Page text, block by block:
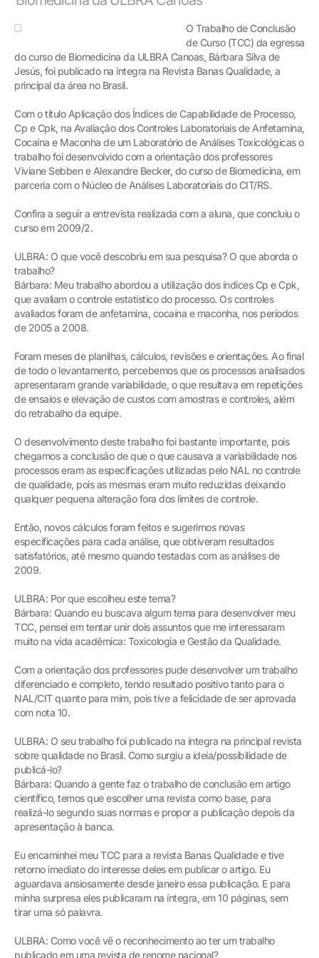
O Trabalho de Conclusão
de Curso (TCC) da egressa
do curso de Biomedicina da ULBRA Canoas, Bárbara Silva de
Jesús, foi publicado na íntegra na Revista Banas Qualidade, a
principal da área no Brasil.
Com o título Aplicação dos Índices de Capabilidade de Processo,
Cp e Cpk, na Avaliação dos Controles Laboratoriais de Anfetamina,
Cocaína e Maconha de um Laboratório de Análises Toxicológicas o
trabalho foi desenvolvido com a orientação dos professores
Viviane Sebben e Alexandre Becker, do curso de Biomedicina, em
parceria com o Núcleo de Análises Laboratoriais do CIT/RS.
Confira a seguir a entrevista realizada com a aluna, que concluiu o
curso em 2009/2.
ULBRA: O que você descobriu em sua pesquisa? O que aborda o
trabalho?
Bárbara: Meu trabalho abordou a utilização dos índices Cp e Cpk,
que avaliam o controle estatístico do processo. Os controles
avaliados foram de anfetamina, cocaína e maconha, nos períodos
de 2005 a 2008.
Foram meses de planilhas, cálculos, revisões e orientações. Ao final
de todo o levantamento, percebemos que os processos analisados
apresentaram grande variabilidade, o que resultava em repetições
de ensaios e elevação de custos com amostras e controles, além
do retrabalho da equipe.
O desenvolvimento deste trabalho foi bastante importante, pois
chegamos a conclusão de que o que causava a variabilidade nos
processos eram as especificações utilizadas pelo NAL no controle
de qualidade, pois as mesmas eram muito reduzidas deixando
qualquer pequena alteração fora dos limites de controle.
Então, novos cálculos foram feitos e sugerimos novas
especificações para cada análise, que obtiveram resultados
satisfatórios, até mesmo quando testadas com as análises de
2009.
ULBRA: Por que escolheu este tema?
Bárbara: Quando eu buscava algum tema para desenvolver meu
TCC, pensei em tentar unir dois assuntos que me interessaram
muito na vida acadêmica: Toxicologia e Gestão da Qualidade.
Com a orientação dos professores pude desenvolver um trabalho
diferenciado e completo, tendo resultado positivo tanto para o
NAL/CIT quanto para mim, pois tive a felicidade de ser aprovada
com nota 10.
ULBRA: O seu trabalho foi publicado na íntegra na principal revista
sobre qualidade no Brasil. Como surgiu a ideia/possibilidade de
publicá-lo?
Bárbara: Quando a gente faz o trabalho de conclusão em artigo
científico, temos que escolher uma revista como base, para
realizá-lo segundo suas normas e propor a publicação depois da
apresentação à banca.
Eu encaminhei meu TCC para a revista Banas Qualidade e tive
retorno imediato do interesse deles em publicar o artigo. Eu
aguardava ansiosamente desde janeiro essa publicação. E para
minha surpresa eles publicaram na íntegra, em 10 páginas, sem
tirar uma só palavra.
ULBRA: Como você vê o reconhecimento ao ter um trabalho
publicado em uma revista de renome nacional?